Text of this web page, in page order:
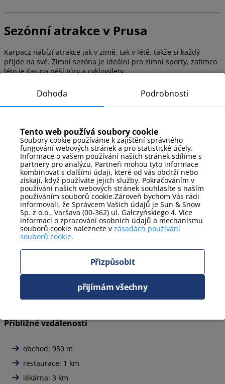
Sezónní atrakce v Prusa
Karpacz nabízí atrakce jak v zimě, tak v létě, takže si každý
přijde na své. Zimní sezóna je ideální pro zimní sporty, zatímco
léto je čas na pěší túry a cyklovýlety.
Co dělat v Karpaczi v zimě?
Procházky po zimních horských stezkách
Návštěvy místních muzeí a krytých atrakcí
Co dělat v Karpaczi v létě?
Výlety po horských trasách
Cyklistické výlety po okolí
Relaxace v parcích a na zelených plochách
Pravidla v objektu
Příjezd / odjezd:Příjezd od 16:00, odjezd do 11:00.
Možnost individuálního domluvení dřívějšího
příjezdu nebo pozdějšího odjezdu v místní
apartmánech (nutný telefonický kontakt) – cena za
zvíře je 40 Kč za noc
Přibližné vzdálenosti
obchod: 950 m
restaurace: 1 km
lékárna: 3 km
Dohoda Podrobnosti
Tento web používá soubory cookie
Soubory cookie používáme k zajištění správného
fungování webových stránek a pro statistické účely.
Informace o vašem používání našich stránek sdílíme s
partnery pro analýzu. Partneři mohou tyto informace
kombinovat s dalšími údaji, které od vás obdrží nebo
získají, když používáte jejich služby. Pokračováním v
používání našich webových stránek souhlasíte s naším
používáním souborů cookie.Zároveň bychom Vás rádi
informovali, že Správcem Vašich údajů je Sun & Snow
Sp. z o.o., Varšava (00-362) ul. Gałczyńskiego 4. Více
informací o zpracování osobních údajů a mechanismu
souborů cookie naleznete v zásadách používání
souborů cookie.
Přizpůsobit
přijímám všechny